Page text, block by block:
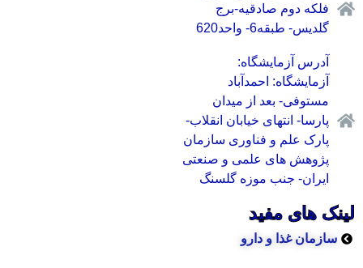
فلکه دوم صادقیه-برج
گلدیس- طبقه6- واحد620
آدرس آزمایشگاه:
آزمایشگاه: احمدآباد
مستوفی- بعد از میدان
پارسا- انتهای خیابان انقلاب-
پارک علم و فناوری سازمان
پژوهش های علمی و صنعتی
ایران- جنب موزه گلسنگ
های مفید
سازمان غذا و دارو